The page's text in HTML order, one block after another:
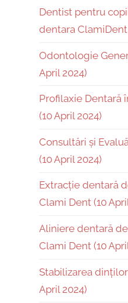
Dentist pentru
dentara ClamiDent
Odontologie
April 2024)
Profilaxie Dentară
(10 April 2024)
Consultări și
(10 April 2024)
Extracție dentară
Clami Dent (10
Aliniere dentară
Clami Dent (10
Stabilizarea
April 2024)